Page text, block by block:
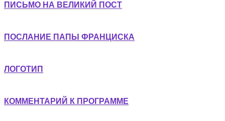
ПИСЬМО НА ВЕЛИКИЙ ПОСТ
ПОСЛАНИЕ ПАПЫ ФРАНЦИСКА
ЛОГОТИП
КОММЕНТАРИЙ К ПРОГРАММЕ